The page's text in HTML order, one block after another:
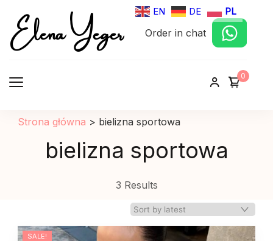
EN DE PL
Elena Yeger
Sklep internetowy odziez damska
Order in chat
0
Strona główna > bielizna sportowa
bielizna sportowa
3 Results
SALE!